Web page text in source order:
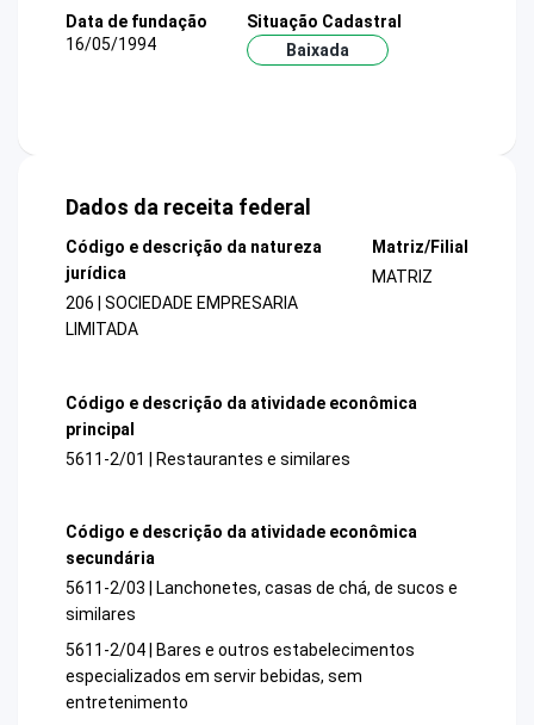
Data de fundação
16/05/1994
Situação Cadastral
Baixada
Dados da receita federal
Código e descrição da natureza
jurídica
206 | SOCIEDADE EMPRESARIA
LIMITADA
Matriz/Filial
MATRIZ
Código e descrição da atividade econômica
principal
5611-2/01 | Restaurantes e similares
Código e descrição da atividade econômica
secundária
5611-2/03 | Lanchonetes, casas de chá, de sucos e
similares
5611-2/04 | Bares e outros estabelecimentos
especializados em servir bebidas, sem
entretenimento